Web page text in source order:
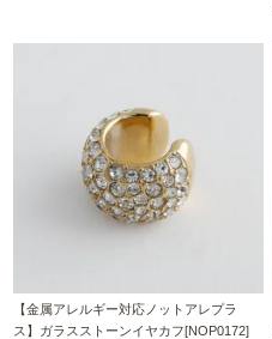
【金属アレルギー対応ノットアレプラ
ス】ガラスストーンイヤカフ[NOP0172]